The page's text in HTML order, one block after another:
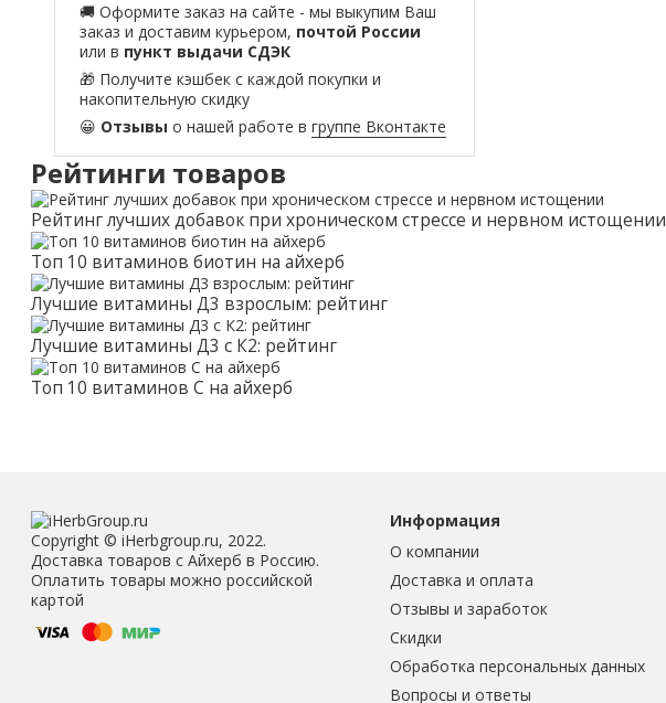
🚚 Оформите заказ на сайте - мы выкупим Ваш
заказ и доставим курьером, почтой России
или в пункт выдачи СДЭК
🎁 Получите кэшбек с каждой покупки и
накопительную скидку
😀 Отзывы о нашей работе вгруппе Вконтакте
Рейтинги товаров
Рейтинг лучших добавок при хроническом стрессе и нервном истощении
Топ 10 витаминов биотин на айхерб
Лучшие витамины Д3 взрослым: рейтинг
Лучшие витамины Д3 с К2: рейтинг
Топ 10 витаминов С на айхерб
Copyright © iHerbgroup.ru, 2022.
Доставка товаров с Айхерб в Россию.
Оплатить товары можно российской
картой
Информация
О компании
Доставка и оплата
Отзывы и заработок
Скидки
Обработка персональных данных
Вопросы и ответы